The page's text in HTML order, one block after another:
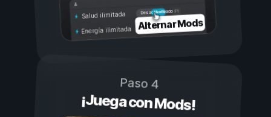
Activado
Desactivado
Salud ilimitada
Energía ilimitada Alternar Mods
Paso 4
¡Juega con Mods!